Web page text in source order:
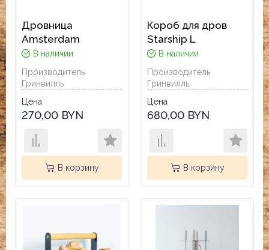
Дровница
Amsterdam
В наличии
Производитель
Гринвилль
Цена
270,00 BYN
В корзину
Короб для дров
Starship L
В наличии
Производитель
Гринвилль
Цена
680,00 BYN
В корзину